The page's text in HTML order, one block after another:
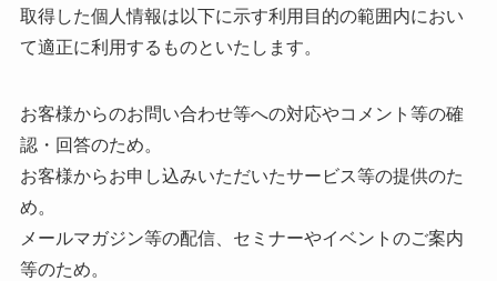
取得した個人情報は以下に示す利用目的の範囲内におい
て適正に利用するものといたします。
お客様からのお問い合わせ等への対応やコメント等の確
認・回答のため。
お客様からお申し込みいただいたサービス等の提供のた
め。
メールマガジン等の配信、セミナーやイベントのご案内
等のため。